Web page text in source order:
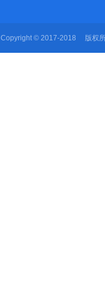
Copyright © 2017-2018 版权